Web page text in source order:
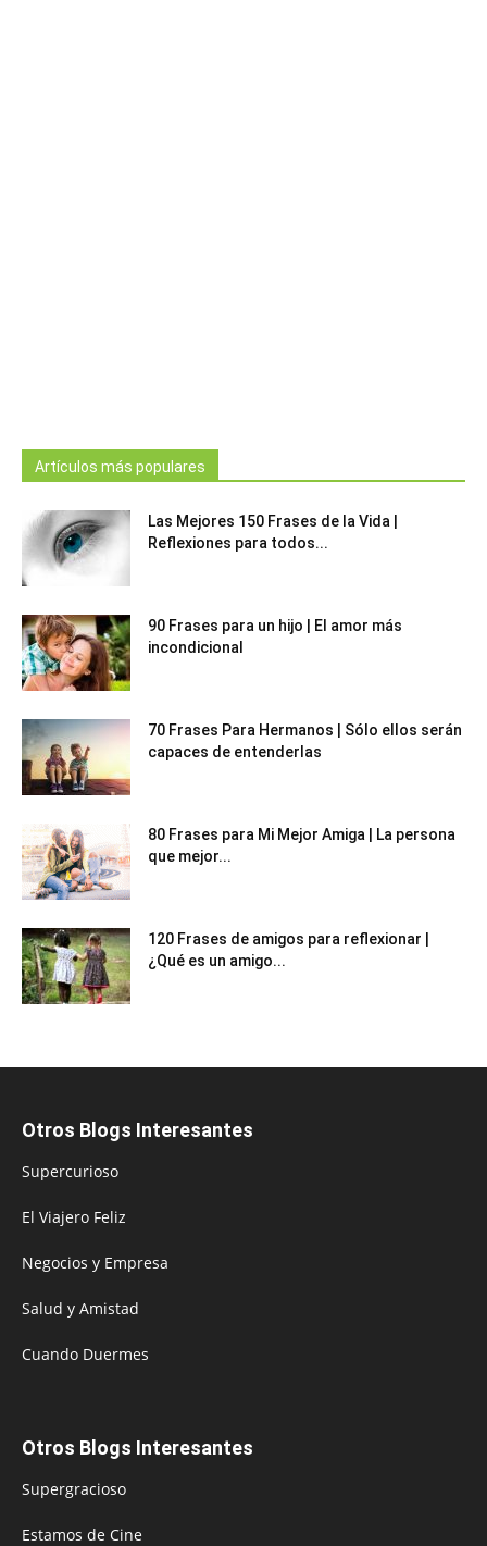
Artículos más populares
Las Mejores 150 Frases de la Vida |
Reflexiones para todos...
90 Frases para un hijo | El amor más
incondicional
70 Frases Para Hermanos | Sólo ellos serán
capaces de entenderlas
80 Frases para Mi Mejor Amiga | La persona
que mejor...
120 Frases de amigos para reflexionar |
¿Qué es un amigo...
Otros Blogs Interesantes
Supercurioso
El Viajero Feliz
Negocios y Empresa
Salud y Amistad
Cuando Duermes
Otros Blogs Interesantes
Supergracioso
Estamos de Cine